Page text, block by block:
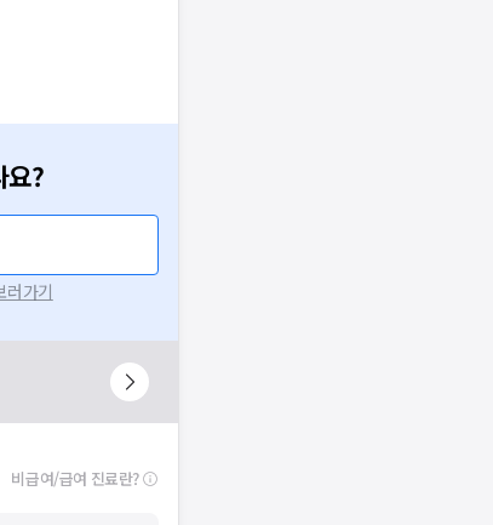
요?
러가기
비급여/급여 진료란?
시도해주세요.
확인